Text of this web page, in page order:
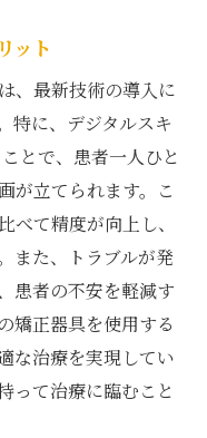
ット
、最新技術の導入に
特に、デジタルスキ
とで、患者一人ひと
が立てられます。こ
べて精度が向上し、
また、トラブルが発
患者の不安を軽減す
矯正器具を使用する
な治療を実現してい
って治療に臨むこと